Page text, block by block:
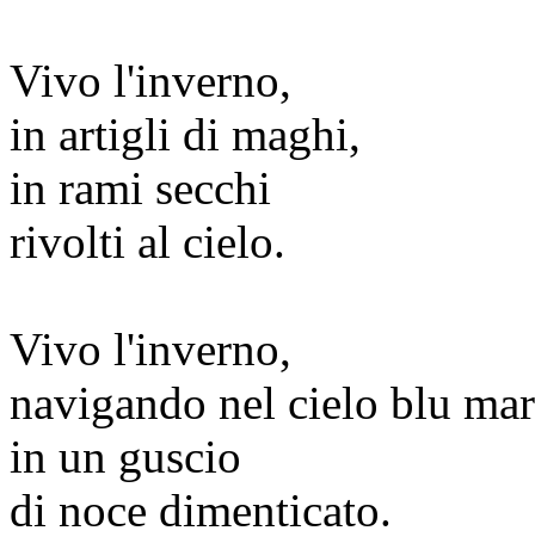
Vivo l'inverno,
in artigli di maghi,
in rami secchi
rivolti al cielo.
Vivo l'inverno,
navigando nel cielo blu
in un guscio
di noce dimenticato.